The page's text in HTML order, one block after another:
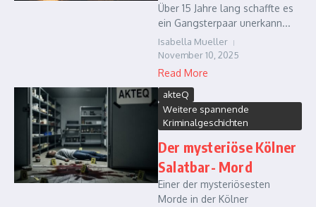
Über 15 Jahre lang schaffte es
ein Gangsterpaar unerkann...
Isabella Mueller
November 10, 2025
Read More
akteQ
Weitere spannende
Kriminalgeschichten
Der mysteriöse Kölner
Salatbar- Mord
Einer der mysteriösesten
Morde in der Kölner